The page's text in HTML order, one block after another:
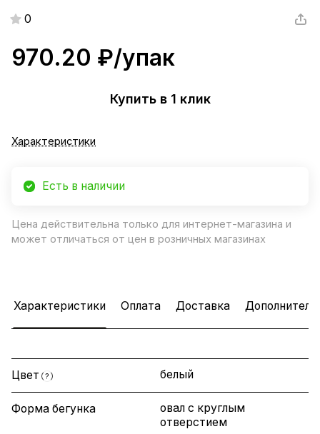
0
970.20 ₽/упак
Купить в 1 клик
Характеристики
Есть в наличии
Цена действительна только для интернет-магазина и
может отличаться от цен в розничных магазинах
Характеристики Оплата Доставка
Цвет ? белый
Форма бегунка
овал с круглым
отверстием